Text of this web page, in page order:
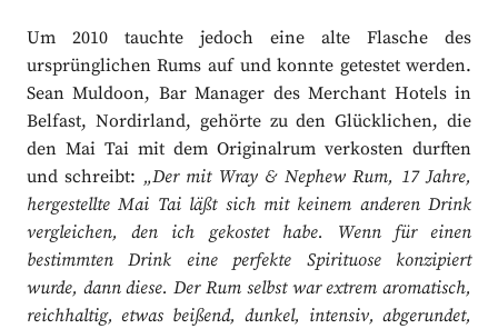
Um 2010 tauchte jedoch eine alte Flasche des
ursprünglichen Rums auf und konnte getestet werden.
Sean Muldoon, Bar Manager des Merchant Hotels in
Belfast, Nordirland, gehörte zu den Glücklichen, die
den Mai Tai mit dem Originalrum verkosten durften
und schreibt: „Der mit Wray & Nephew Rum, 17 Jahre,
hergestellte Mai Tai läßt sich mit keinem anderen Drink
vergleichen, den ich gekostet habe. Wenn für einen
bestimmten Drink eine perfekte Spirituose konzipiert
wurde, dann diese. Der Rum selbst war extrem aromatisch,
reichhaltig, etwas beißend, dunkel, intensiv, abgerundet,